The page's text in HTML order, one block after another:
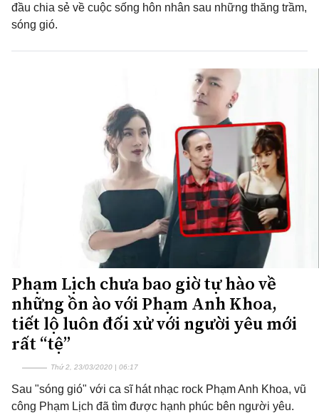
đầu chia sẻ về cuộc sống hôn nhân sau những thăng trầm,
sóng gió.
Phạm Lịch chưa bao giờ tự hào về
những ồn ào với Phạm Anh Khoa,
tiết lộ luôn đối xử với người yêu mới
rất “tệ”
Thứ 2, 23/03/2020 | 06:17
Sau "sóng gió" với ca sĩ hát nhạc rock Phạm Anh Khoa, vũ
công Phạm Lịch đã tìm được hạnh phúc bên người yêu.